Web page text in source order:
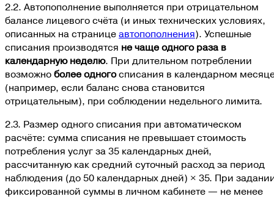
2.2. Автопополнение выполняется при отрицательном
балансе лицевого счёта (и иных технических условиях,
описанных на страницеавтопополнения). Успешные
списания производятся не чаще одного раза в
календарную неделю. При длительном потреблении
возможноболее одногосписания в календарном
(например, если баланс снова становится
отрицательным), при соблюдении недельного лимита.
2.3. Размер одного списания при автоматическом
расчёте: сумма списания не превышает стоимость
потребления услуг за 35 календарных дней,
рассчитанную как средний суточный расход за период
наблюдения (до 50 календарных дней) × 35. При
фиксированной суммы в личном кабинете — не менее